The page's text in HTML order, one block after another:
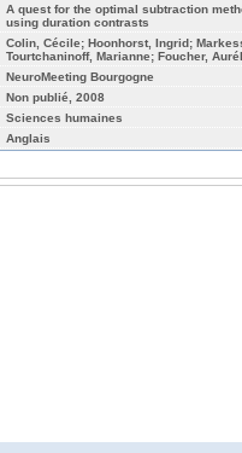
A quest for the optimal subtraction
using duration contrasts
Colin, Cécile; Hoonhorst, Ingrid;
Tourtchaninoff, Marianne; Foucher,
NeuroMeeting Bourgogne
Non publié, 2008
Sciences humaines
Anglais